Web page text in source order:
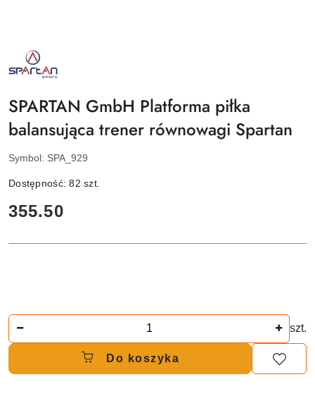
NAZWA
PRODUCENTA:
SPARTAN
SPARTAN GmbH Platforma piłka
balansująca trener równowagi Spartan
Symbol: SPA_929
Dostępność:82szt.
cena:
355.50
Ilość
szt.
Do koszyka